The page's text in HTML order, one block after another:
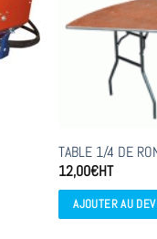
TABLE 1/4 DE
12,00€HT
AJOUTER AU